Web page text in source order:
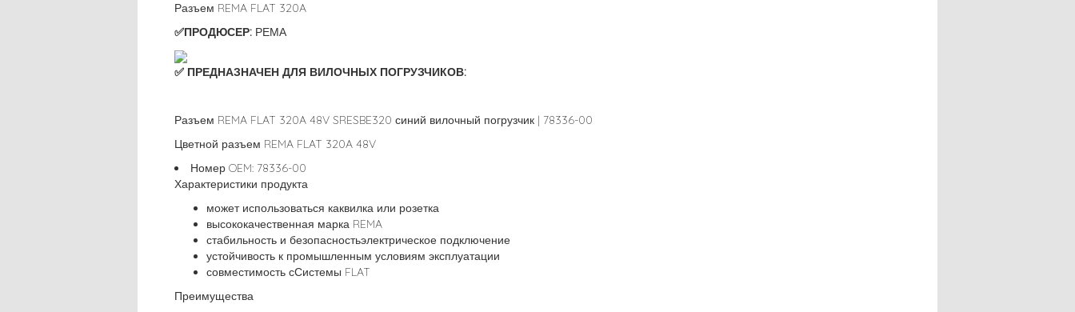
Разъем REMA FLAT 320A
✅ПРОДЮСЕР: РЕМА
✅ ПРЕДНАЗНАЧЕН ДЛЯ ВИЛОЧНЫХ ПОГРУЗЧИКОВ:
Разъем REMA FLAT 320A 48V SRESBE320 синий вилочный погрузчик | 78336-00
Цветной разъем REMA FLAT 320A 48V
Номер OEM: 78336-00
Характеристики продукта
может использоваться каквилка или розетка
высококачественная марка REMA
стабильность и безопасностьэлектрическое подключение
устойчивость к промышленным условиям эксплуатации
совместимость сСистемы FLAT
Преимущества